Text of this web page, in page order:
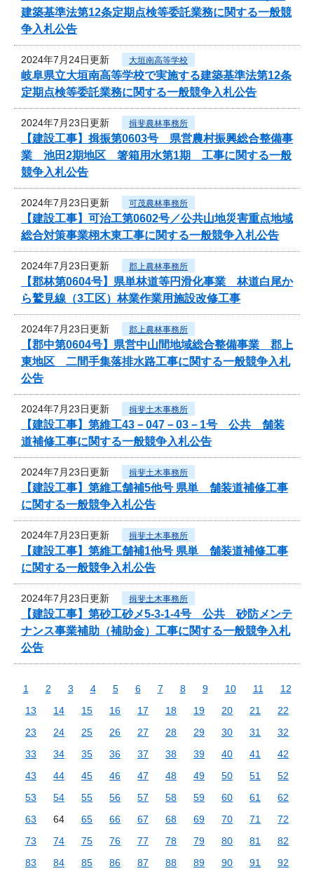
建築基準法第12条定期点検等委託業務に関する一般競
争入札公告
2024年7月24日更新 大垣南高等学校
岐阜県立大垣南高等学校で実施する建築基準法第12条
定期点検等委託業務に関する一般競争入札公告
2024年7月23日更新 揖斐農林事務所
【建設工事】揖振第0603号 県営農村振興総合整備事
業 池田2期地区 箸箱用水第1期 工事に関する一般
競争入札公告
2024年7月23日更新 可茂農林事務所
【建設工事】可治工第0602号／公共山地災害重点地域
総合対策事業栩木東工事に関する一般競争入札公告
2024年7月23日更新 郡上農林事務所
【郡林第0604号】県単林道等円滑化事業 林道白尾か
ら鷲見線（3工区）林業作業用施設改修工事
2024年7月23日更新 郡上農林事務所
【郡中第0604号】県営中山間地域総合整備事業 郡上
東地区 二間手集落排水路工事に関する一般競争入札
公告
2024年7月23日更新 揖斐土木事務所
【建設工事】第維工43－047－03－1号 公共 舗装
道補修工事に関する一般競争入札公告
2024年7月23日更新 揖斐土木事務所
【建設工事】第維工舗補5他号 県単 舗装道補修工事
に関する一般競争入札公告
2024年7月23日更新 揖斐土木事務所
【建設工事】第維工舗補1他号 県単 舗装道補修工事
に関する一般競争入札公告
2024年7月23日更新 揖斐土木事務所
【建設工事】第砂工砂メ5-3-1-4号 公共 砂防メンテ
ナンス事業補助（補助金）工事に関する一般競争入札
公告
1 2 3 4 5 6 7 8 9 10 11
12
13
14 15 16 17 18 19 20 21
22
23
24 25 26 27 28 29 30 31
32
33
34 35 36 37 38 39 40 41
42
43
44 45 46 47 48 49 50 51
52
53
54 55 56 57 58 59 60 61
62
63
64 65 66 67 68 69 70 71
72
73
74 75 76 77 78 79 80 81
82
83
84 85 86 87 88 89 90 91
92